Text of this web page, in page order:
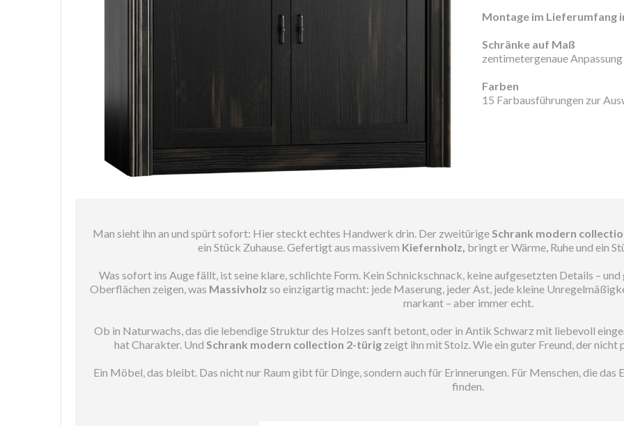
Montage im Lieferumfang
Schränke auf Maß
zentimetergenaue
Farben
15 Farbausführungen zur
Man sieht ihn an und spürt sofort: Hier steckt echtes Handwerk drin. Der zweitürigeSchrank modern
ein Stück Zuhause. Gefertigt aus massivem Kiefernholz, bringt er Wärme, Ruhe und ein
Was sofort ins Auge fällt, ist seine klare, schlichte Form. Kein Schnickschnack, keine aufgesetzten Details –
Oberflächen zeigen, was Massivholz so einzigartig macht: jede Maserung, jeder Ast, jede kleine
markant – aber immer echt.
Ob in Naturwachs, das die lebendige Struktur des Holzes sanft betont, oder in Antik Schwarz mit liebevoll
hat Charakter. Und Schrank modern collection 2-türig zeigt ihn mit Stolz. Wie ein guter Freund, der nicht
Ein Möbel, das bleibt. Das nicht nur Raum gibt für Dinge, sondern auch für Erinnerungen. Für Menschen, die das
finden.